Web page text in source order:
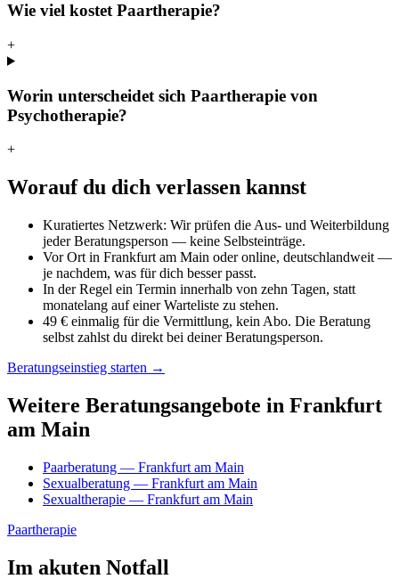
Wie viel kostet Paartherapie?
+
Worin unterscheidet sich Paartherapie von
Psychotherapie?
+
Worauf du dich verlassen kannst
Kuratiertes Netzwerk: Wir prüfen die Aus- und Weiterbildung
jeder Beratungsperson — keine Selbsteinträge.
Vor Ort in Frankfurt am Main oder online, deutschlandweit —
je nachdem, was für dich besser passt.
In der Regel ein Termin innerhalb von zehn Tagen, statt
monatelang auf einer Warteliste zu stehen.
49 € einmalig für die Vermittlung, kein Abo. Die Beratung
selbst zahlst du direkt bei deiner Beratungsperson.
Beratungseinstieg starten →
Weitere Beratungsangebote in Frankfurt
am Main
Paarberatung — Frankfurt am Main
Sexualberatung — Frankfurt am Main
Sexualtherapie — Frankfurt am Main
Paartherapie
Im akuten Notfall